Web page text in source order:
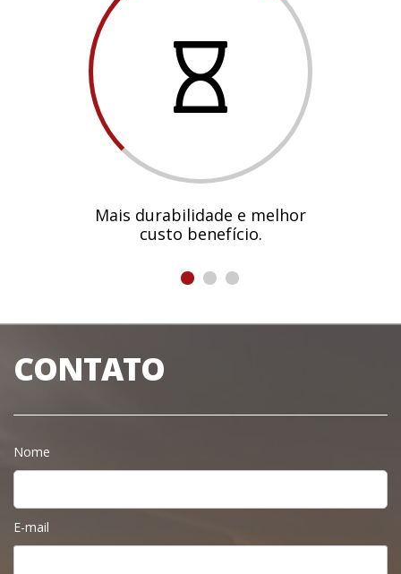
Mais durabilidade e melhor
custo benefício.
CONTATO
Nome
E-mail